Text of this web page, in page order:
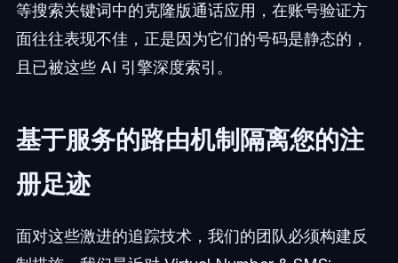
等搜索关键词中的克隆版通话应用，在账号验证方
面往往表现不佳，正是因为它们的号码是静态的，
且已被这些 AI 引擎深度索引。
基于服务的路由机制隔离您的注
册足迹
面对这些激进的追踪技术，我们的团队必须构建反